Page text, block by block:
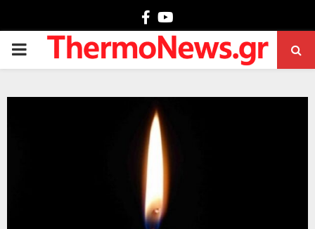
Facebook
PRIMARY